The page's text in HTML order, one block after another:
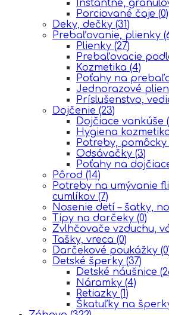
Instantné,
Porciované čaje (0)
Deky, dečky (31)
Prebaľovanie, plienky
Plienky (27)
Prebaľovacie
Kozmetika (4)
Poťahy na
Jednorazové
Príslušenstvo,
Dojčenie (23)
Dojčiace vankúše
Hygiena
Potreby,
Odsávačky (3)
Poťahy na
Pôrod (14)
Potreby na umývanie
cumlíkov (7)
Nosenie detí – šatky,
Tipy na darčeky (0)
Zvlhčovače vzduchu,
Tašky, vreca (0)
Darčekové poukážky
Detské šperky (37)
Detské náušnice
Náramky (4)
Retiazky (1)
Škatuľky na